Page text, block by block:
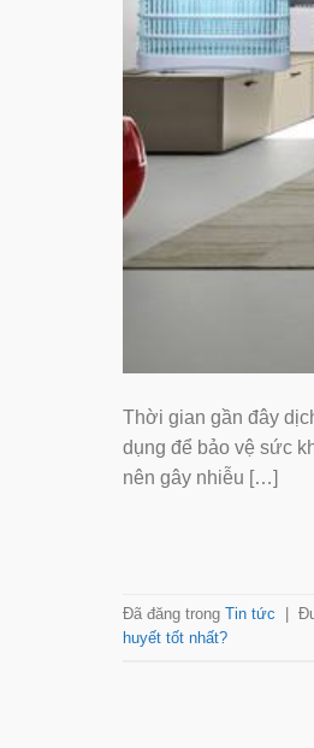
Thời gian gần đây
dụng để bảo vệ sức
nên gây nhiễu […]
Đã đăng trong Tin tức
huyết tốt nhất?